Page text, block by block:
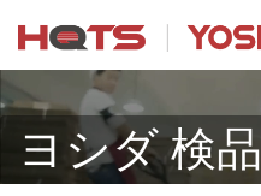
ヨシダ 検品